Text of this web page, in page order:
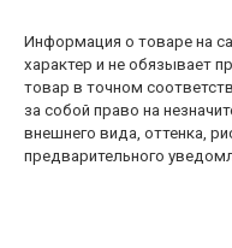
Информация о товаре на
характер и не обязывает
товар в точном
за собой право на
внешнего вида, оттенка,
предварительного